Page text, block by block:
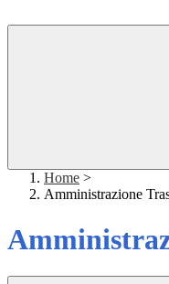
Home >
Amministrazione